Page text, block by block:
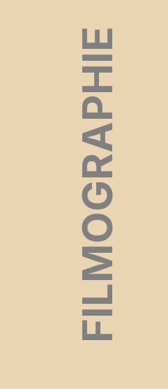
FILMOGRAPHIE